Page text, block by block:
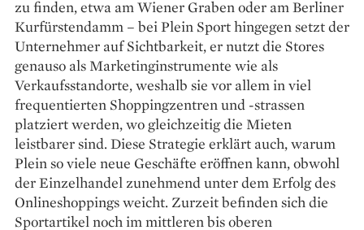
zu finden, etwa am Wiener Graben oder am Berliner
Kurfürstendamm – bei Plein Sport hingegen setzt der
Unternehmer auf Sichtbarkeit, er nutzt die Stores
genauso als Marketinginstrumente wie als
Verkaufsstandorte, weshalb sie vor allem in viel
frequentierten Shoppingzentren und -strassen
platziert werden, wo gleichzeitig die Mieten
leistbarer sind. Diese Strategie erklärt auch, warum
Plein so viele neue Geschäfte eröffnen kann, obwohl
der Einzelhandel zunehmend unter dem Erfolg des
Onlineshoppings weicht. Zurzeit befinden sich die
Sportartikel noch im mittleren bis oberen